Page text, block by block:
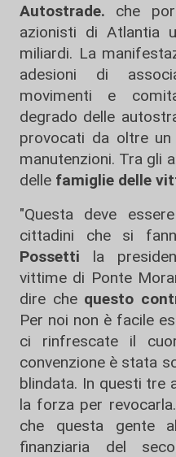
Autostrade. che
azionisti di Atlantia
miliardi. La
adesioni di
movimenti e
degrado delle
provocati da oltre
manutenzioni. Tra gli
delle famiglie delle
"Questa deve
cittadini che si
Possetti la
vittime di Ponte
dire che questo
Per noi non è facile
ci rinfrescate il
convenzione è stata
blindata. In questi tre
la forza per
che questa gente
finanziaria del